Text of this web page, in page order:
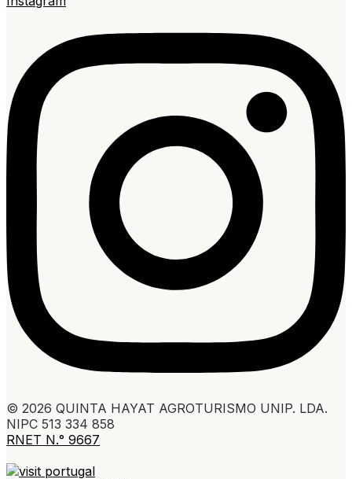
© 2026 QUINTA HAYAT AGROTURISMO UNIP. LDA.
NIPC 513 334 858
RNET N.° 9667